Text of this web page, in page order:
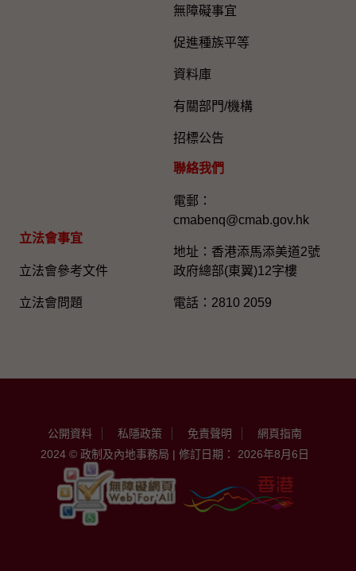
立法會事宜
立法會參考文件
立法會問題
無障礙事宜
促進種族平等
資料庫
有關部門/機構
招標公告
聯絡我們
電郵：
cmabenq@cmab.gov.hk​
地址：香港添馬添美道2號
政府總部(東翼)12字樓
電話：2810 2059
公開資料 私隱政策 免責聲明
網頁指南
2024 © 政制及內地事務局 | 修訂日期： 2026年8月6日